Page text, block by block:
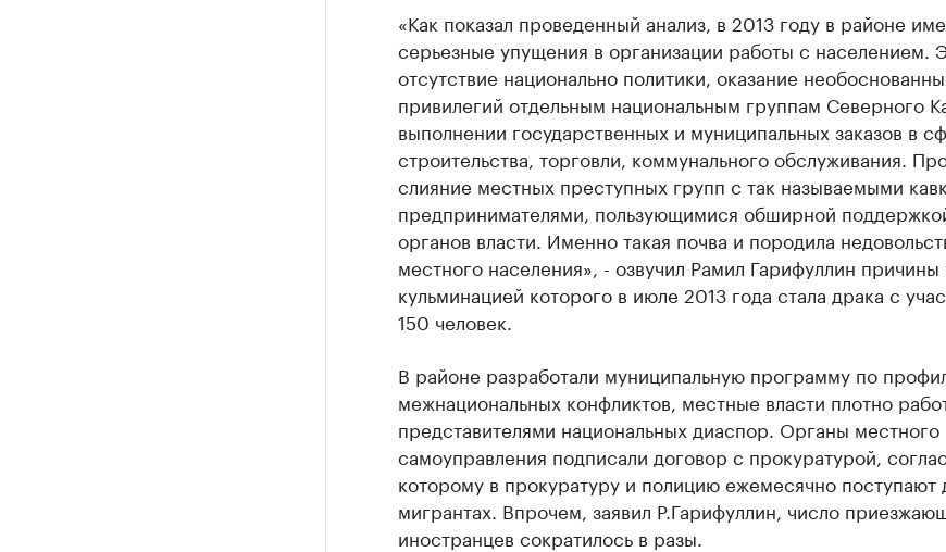
«Как показал проведенный анализ, в 2013 году в районе
серьезные упущения в организации работы с населением.
отсутствие национально политики, оказание
привилегий отдельным национальным группам Северного
выполнении государственных и муниципальных заказов в
строительства, торговли, коммунального обслуживания.
слияние местных преступных групп с так называемыми
предпринимателями, пользующимися обширной
органов власти. Именно такая почва и породила
местного населения», - озвучил Рамил Гарифуллин причины
кульминацией которого в июле 2013 года стала драка с
150 человек.
В районе разработали муниципальную программу по
межнациональных конфликтов, местные власти плотно
представителями национальных диаспор. Органы местного
самоуправления подписали договор с прокуратурой,
которому в прокуратуру и полицию ежемесячно поступают
мигрантах. Впрочем, заявил Р.Гарифуллин, число
иностранцев сократилось в разы.